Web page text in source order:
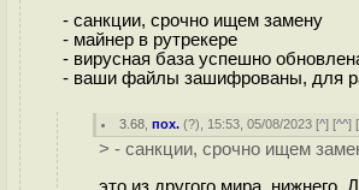
- санкции, срочно ищем замену
- майнер в рутрекере
- вирусная база успешно
- ваши файлы зашифрованы, для
3.68 ,пох. (?), 15:53, 05/08/2023 [^] [^^] [
> - санкции, срочно ищем